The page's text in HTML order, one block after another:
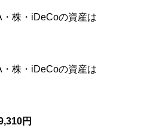
株・iDeCoの資産は
株・iDeCoの資産は
円